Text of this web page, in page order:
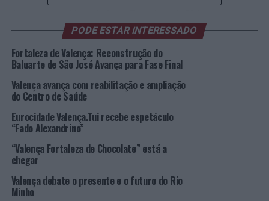
A organização preparou um percurso que vai
proporcionar a passagem por locais emblemáticos de
Valença e Tui, quer em termos patrimoniais, naturais e
paisagísticos.
Duas cidades, dois países, o rio Minho, a Fortaleza de
Valença, a Catedral e o Centro Histórico de Tui, o
ponte centenária internacional são alguns dos pontos
emblemáticos por onde se vai desenvolver o percurso.
Os participantes vão encontrar uma ampla variedade de
PODE ESTAR INTERESSADO
Fortaleza de Valença: Reconstrução do
Baluarte de São José Avança para Fase Final
Valença avança com reabilitação e ampliação
do Centro de Saúde
Eurocidade Valença.Tui recebe espetáculo
“Fado Alexandrino”
“Valença Fortaleza de Chocolate” está a
chegar
Valença debate o presente e o futuro do Rio
Minho